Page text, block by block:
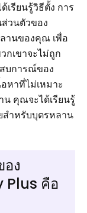
รียนรู้วิธีตั้ง การ
วนตัวของ
านของคุณ เพื่อ
กเขาจะไม่ถูก
บการณ์ของ
หาที่ไม่เหมาะ
น คุณจะได้เรียนรู้
ำหรับบุตรหลาน
ง
Plus คือ